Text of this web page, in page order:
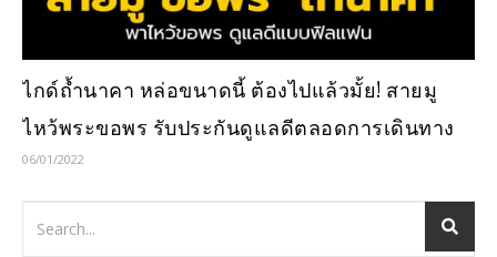
ไกด์ถ้ำนาคา หล่อขนาดนี้ ต้องไปแล้วมั้ย! สายมู
ไหว้พระขอพร รับประกันดูแลดีตลอดการเดินทาง
06/01/2022